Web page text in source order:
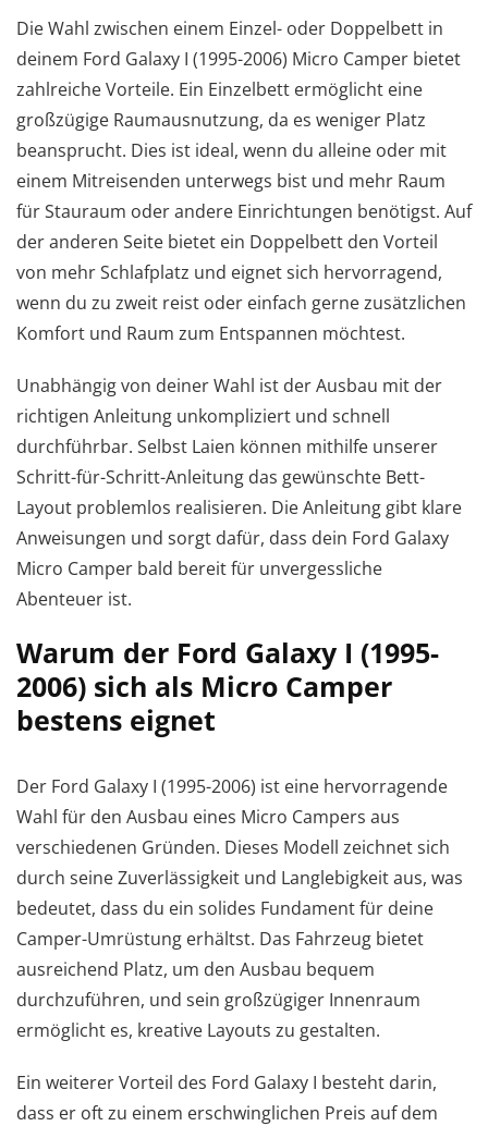
Die Wahl zwischen einem Einzel- oder Doppelbett in
deinem Ford Galaxy I (1995-2006) Micro Camper bietet
zahlreiche Vorteile. Ein Einzelbett ermöglicht eine
großzügige Raumausnutzung, da es weniger Platz
beansprucht. Dies ist ideal, wenn du alleine oder mit
einem Mitreisenden unterwegs bist und mehr Raum
für Stauraum oder andere Einrichtungen benötigst. Auf
der anderen Seite bietet ein Doppelbett den Vorteil
von mehr Schlafplatz und eignet sich hervorragend,
wenn du zu zweit reist oder einfach gerne zusätzlichen
Komfort und Raum zum Entspannen möchtest.
Unabhängig von deiner Wahl ist der Ausbau mit der
richtigen Anleitung unkompliziert und schnell
durchführbar. Selbst Laien können mithilfe unserer
Schritt-für-Schritt-Anleitung das gewünschte Bett-
Layout problemlos realisieren. Die Anleitung gibt klare
Anweisungen und sorgt dafür, dass dein Ford Galaxy
Micro Camper bald bereit für unvergessliche
Abenteuer ist.
Warum der Ford Galaxy I (1995-
2006) sich als Micro Camper
bestens eignet
Der Ford Galaxy I (1995-2006) ist eine hervorragende
Wahl für den Ausbau eines Micro Campers aus
verschiedenen Gründen. Dieses Modell zeichnet sich
durch seine Zuverlässigkeit und Langlebigkeit aus, was
bedeutet, dass du ein solides Fundament für deine
Camper-Umrüstung erhältst. Das Fahrzeug bietet
ausreichend Platz, um den Ausbau bequem
durchzuführen, und sein großzügiger Innenraum
ermöglicht es, kreative Layouts zu gestalten.
Ein weiterer Vorteil des Ford Galaxy I besteht darin,
dass er oft zu einem erschwinglichen Preis auf dem